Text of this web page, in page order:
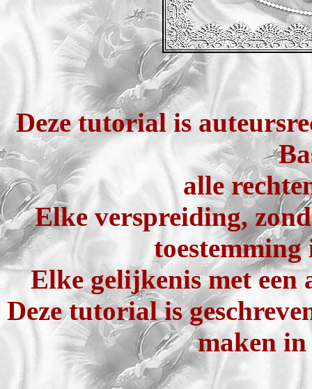
Deze tutorial is
alle
Elke verspreiding,
toestemming
Elke gelijkenis met
Deze tutorial is
maken in